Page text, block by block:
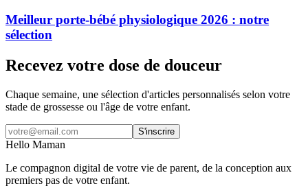
Meilleur porte-bébé physiologique 2026 : notre
sélection
Recevez votre dose de douceur
Chaque semaine, une sélection d'articles personnalisés selon votre
stade de grossesse ou l'âge de votre enfant.
S'inscrire
Hello Maman
Le compagnon digital de votre vie de parent, de la conception aux
premiers pas de votre enfant.